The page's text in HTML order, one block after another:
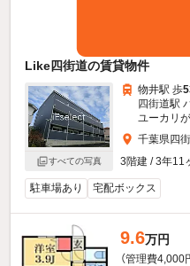
Like四街道の賃貸物件
すべての写真
物井駅 歩
四街道駅
ユーカリ
千葉県四
3階建 / 3年11
駐車場あり 宅配ボックス
9.6万円
（管理費4,000